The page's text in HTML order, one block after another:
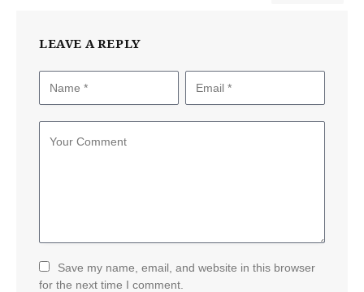
LEAVE A REPLY
Save my name, email, and website in this browser
for the next time I comment.